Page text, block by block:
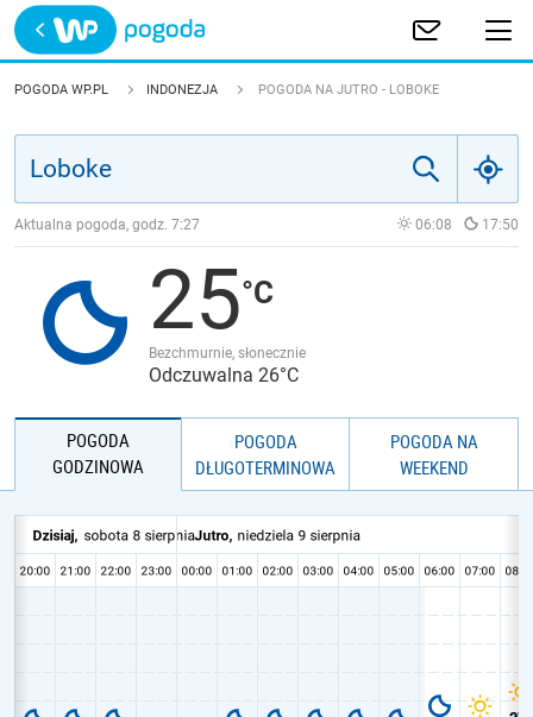
Trwa ładowanie
POLSKA
JAKOŚĆ POWIETRZA
POGODA WP.PL INDONEZJA POGODA NA JUTRO - LOBOKE
Aktualna pogoda, godz. 7:27 06:08 17:50
25
Bezchmurnie, słonecznie
Odczuwalna 26°C
POGODA
GODZINOWA
POGODA
DŁUGOTERMINOWA
POGODA NA
WEEKEND